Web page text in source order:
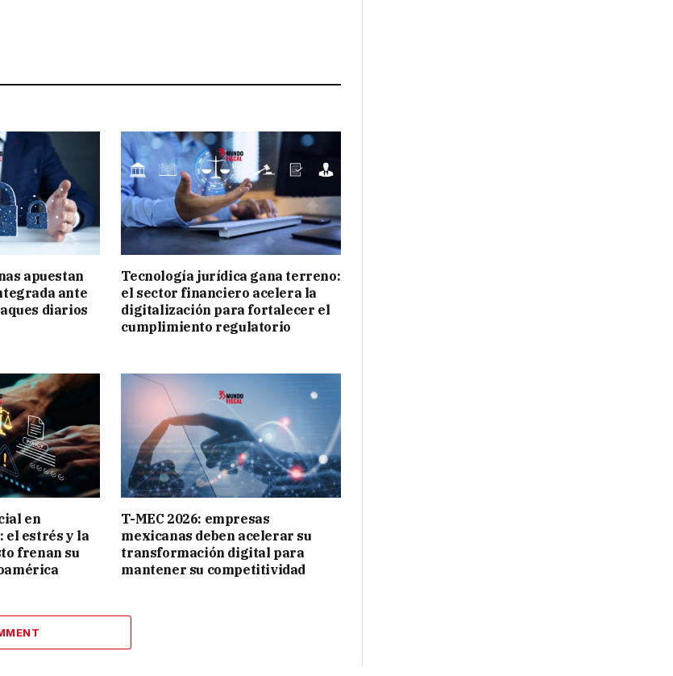
apuestan
ante
diarios
Tecnología jurídica gana terreno:
el sector financiero acelera la
digitalización para fortalecer el
cumplimiento regulatorio
en
el estrés y la
frenan su
T-MEC 2026: empresas
mexicanas deben acelerar su
transformación digital para
mantener su competitividad